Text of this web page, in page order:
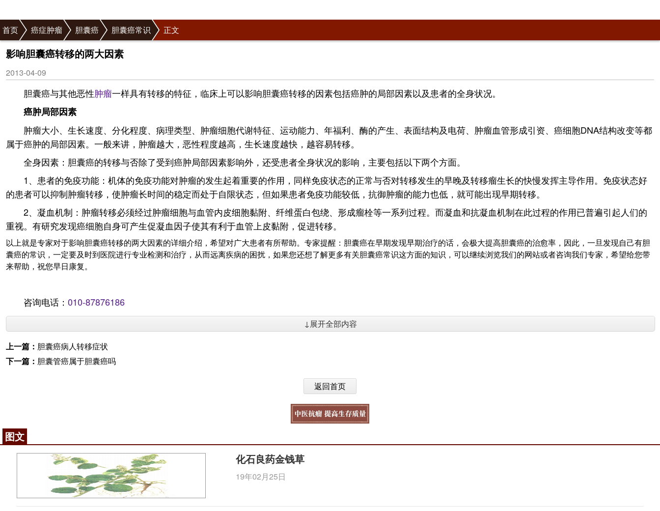
首页 癌症肿瘤 胆囊癌 胆囊癌常识 正文
影响胆囊癌转移的两大因素
2013-04-09
胆囊癌与其他恶性肿瘤一样具有转移的特征，临床上可以影响胆囊癌转移的因素包括癌肿的局部因素以及患者的全身状况。
癌肿局部因素
肿瘤大小、生长速度、分化程度、病理类型、肿瘤细胞代谢特征、运动能力、年福利、酶的产生、表面结构及电荷、肿瘤血管形成引资、癌细胞DNA结构改变等都
属于癌肿的局部因素。一般来讲，肿瘤越大，恶性程度越高，生长速度越快，越容易转移。
全身因素：胆囊癌的转移与否除了受到癌肿局部因素影响外，还受患者全身状况的影响，主要包括以下两个方面。
1、患者的免疫功能：机体的免疫功能对肿瘤的发生起着重要的作用，同样免疫状态的正常与否对转移发生的早晚及转移瘤生长的快慢发挥主导作用。免疫状态好
的患者可以抑制肿瘤转移，使肿瘤长时间的稳定而处于自限状态，但如果患者免疫功能较低，抗御肿瘤的能力也低，就可能出现早期转移。
2、凝血机制：肿瘤转移必须经过肿瘤细胞与血管内皮细胞黏附、纤维蛋白包绕、形成瘤栓等一系列过程。而凝血和抗凝血机制在此过程的作用已普遍引起人们的
重视。有研究发现癌细胞自身可产生促凝血因子使其有利于血管上皮黏附，促进转移。
以上就是专家对于影响胆囊癌转移的两大因素的详细介绍，希望对广大患者有所帮助。专家提醒：胆囊癌在早期发现早期治疗的话，会极大提高胆囊癌的治愈率，因此，一旦发现自己有胆
囊癌的常识，一定要及时到医院进行专业检测和治疗，从而远离疾病的困扰，如果您还想了解更多有关胆囊癌常识这方面的知识，可以继续浏览我们的网站或者咨询我们专家，希望给您带
来帮助，祝您早日康复。
咨询电话： 010-87876186
↓展开全部内容
上一篇： 胆囊癌病人转移症状
下一篇： 胆囊管癌属于胆囊癌吗
返回首页
图文
化石良药金钱草
19年02月25日